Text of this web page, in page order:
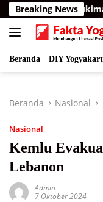
Langsung
ke
konten
Breaking News
di Permukiman
Beranda DIY
Beranda Nasional
Nasional
Kemlu
Lebanon
Admin
7 Oktober 2024